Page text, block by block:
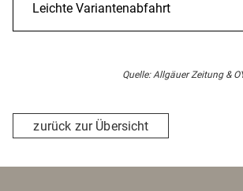
Leichte Variantenabfahrt
Quelle: Allgäuer Zeitung &
zurück zur Übersicht